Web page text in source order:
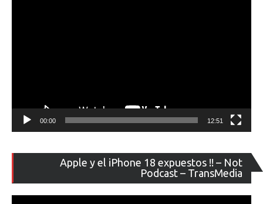
00:00 12:51
Apple y el iPhone 18 expuestos !! – Not
Podcast – TransMedia
de